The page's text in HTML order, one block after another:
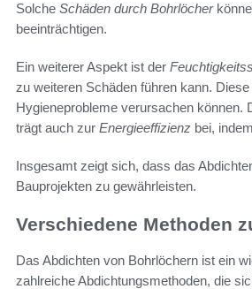
Solche Schäden durch Bohrlöcher
beeinträchtigen.
Ein weiterer Aspekt ist der
zu weiteren Schäden führen kann.
Hygieneprobleme verursachen können.
trägt auch zur Energieeffizienz bei,
Insgesamt zeigt sich, dass das
Bauprojekten zu gewährleisten.
Verschiedene Methoden
Das Abdichten von Bohrlöchern ist ein
zahlreiche Abdichtungsmethoden, die